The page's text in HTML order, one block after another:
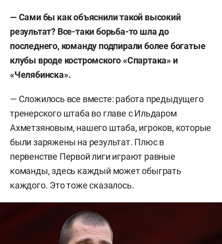
— Сами бы как объяснили такой высокий
результат? Все-таки борьба-то шла до
последнего, команду подпирали более богатые
клубы вроде костромского «Спартака» и
«Челябинска».
— Сложилось все вместе: работа предыдущего
тренерского штаба во главе с Ильдаром
Ахметзяновым, нашего штаба, игроков, которые
были заряжены на результат. Плюс в
первенстве Первой лиги играют равные
команды, здесь каждый может обыграть
каждого. Это тоже сказалось.